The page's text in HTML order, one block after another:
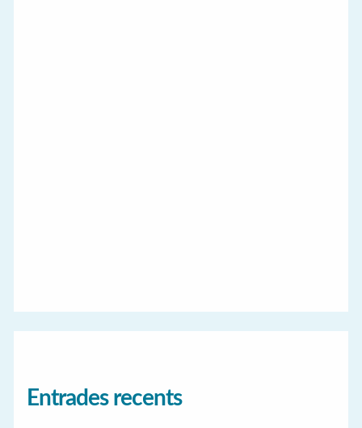
Entrades recents